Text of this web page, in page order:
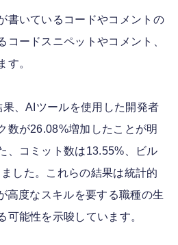
書いているコードやコメントの
コードスニペットやコメント、
す。
、AIツールを使用した開発者
数が26.08%増加したことが明
、コミット数は13.55%、ビル
した。これらの結果は統計的
高度なスキルを要する職種の生
可能性を示唆しています。